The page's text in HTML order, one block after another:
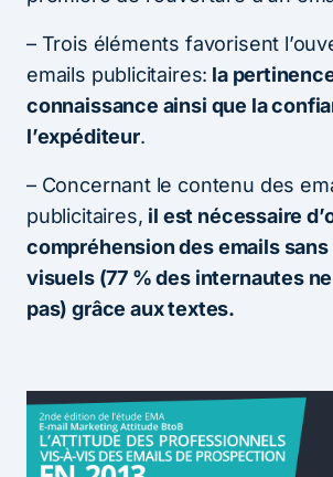
– Trois éléments favorisent
emails publicitaires: la
connaissance ainsi que la
l’expéditeur.
– Concernant le contenu des
publicitaires, il est nécessaire
compréhension des emails
visuels (77 % des internautes
pas) grâce aux textes.